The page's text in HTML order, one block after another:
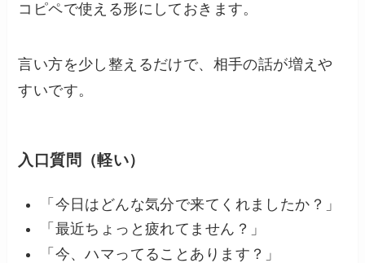
コピペで使える形にしておきます。
言い方を少し整えるだけで、相手の話が増えや
すいです。
入口質問（軽い）
「今日はどんな気分で来てくれましたか？」
「最近ちょっと疲れてません？」
「今、ハマってることあります？」